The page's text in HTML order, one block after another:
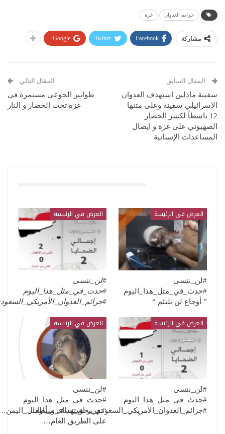
جرايم العدوان غزة
مشاركة Facebook
Twitter
Google+
المقال السابق
سفينة مادلين استهدف العدوان
الإسرائيلي سفينة وعلى متنها
12 ناشطاً لكسر الحصار
الصهيوني على غزة و ايصال
المساعدات الإنسانية
المقال التالي
طوابير الجوعى مستمرة في
غزة تحت الحصار و النار
العرض في الرئيسة
#لن_ننسى
#حدث_في_مثل_هذا_اليوم
” أوجاع لن تلتئم “
العرض في الرئيسة
#لن_ننسى
#حدث_في_مثل_هذا_اليوم
العرض في الرئيسة
#لن_ننسى
#حدث_في_مثل_هذا_اليوم
العرض في الرئيسة
#لن_ننسى
#حدث_في_مثل_هذا_اليوم
“تقرير استهداف سيارات
على الطريق العام…